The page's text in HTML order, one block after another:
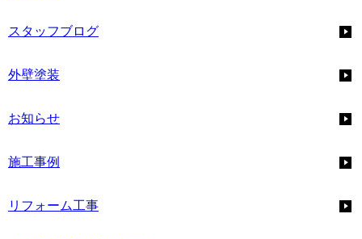
スタッフブログ
外壁塗装
お知らせ
施工事例
リフォーム工事